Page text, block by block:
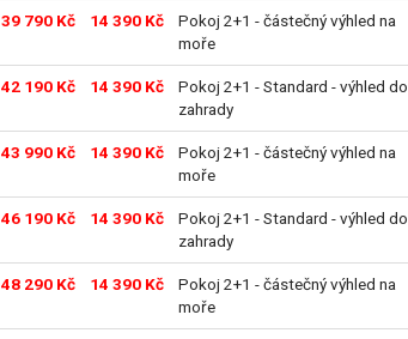
39 790 Kč 14 390 Kč
Pokoj 2+1 - částečný výhled na
moře
42 190 Kč 14 390 Kč
Pokoj 2+1 - Standard - výhled do
zahrady
43 990 Kč 14 390 Kč
Pokoj 2+1 - částečný výhled na
moře
46 190 Kč 14 390 Kč
Pokoj 2+1 - Standard - výhled do
zahrady
48 290 Kč 14 390 Kč
Pokoj 2+1 - částečný výhled na
moře